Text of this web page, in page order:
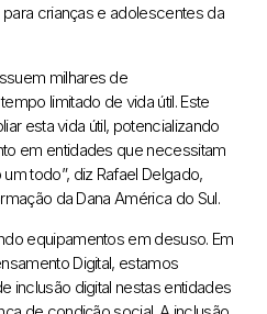
crianças e adolescentes da
milhares de
limitado de vida útil. Este
esta vida útil, potencializando
em entidades que necessitam
todo”, diz Rafael Delgado,
da Dana América do Sul.
equipamentos em desuso. Em
Digital, estamos
inclusão digital nestas entidades